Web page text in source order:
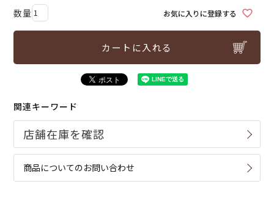
お気に入りに登録する
カートに入れる
関連キーワード
商品についてのお問い合わせ